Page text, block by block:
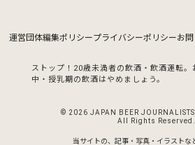
運営団体編集ポリシープライバシーポリシーお
ストップ！20歳未満者の飲酒・飲酒運転
中・授乳期の飲酒はやめましょう。
© 2026 JAPAN BEER JOURNALISTS
All Rights Reserved.
当サイトの、記事・写真・イラストな